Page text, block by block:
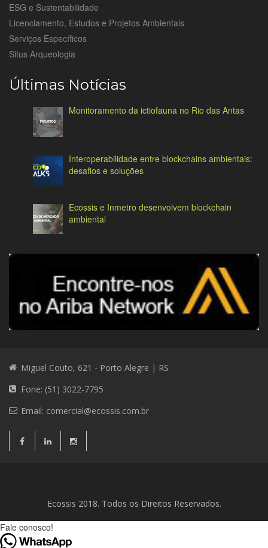
ESG e Sustentabilidade
Licenciamento, Estudos e Projetos Ambientais
Serviços Específicos
Situs Arqueologia
Últimas Notícias
Monitoramento da ictiofauna no Rio das Antas
Interoperabilidade entre blockchains ambientais:
desafios e soluções
Ecossis e Inmetro desenvolvem blockchain
ambiental
Miguel Couto, 621 - Porto Alegre | RS
Fone: (51) 3022-7795
Email: comercial@ecossis.com.br
Ecossis 2018. Todos os Direitos Reservados.
Fale conosco!